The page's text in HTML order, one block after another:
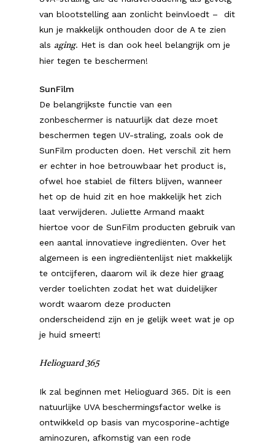
van blootstelling aan zonlicht beïnvloedt – dit
kun je makkelijk onthouden door de A te zien
als aging. Het is dan ook heel belangrijk om je
hier tegen te beschermen!
SunFilm
De belangrijkste functie van een
zonbeschermer is natuurlijk dat deze moet
beschermen tegen UV-straling, zoals ook de
SunFilm producten doen. Het verschil zit hem
er echter in hoe betrouwbaar het product is,
ofwel hoe stabiel de filters blijven, wanneer
het op de huid zit en hoe makkelijk het zich
laat verwijderen. Juliette Armand maakt
hiertoe voor de SunFilm producten gebruik van
een aantal innovatieve ingrediënten. Over het
algemeen is een ingrediëntenlijst niet makkelijk
te ontcijferen, daarom wil ik deze hier graag
verder toelichten zodat het wat duidelijker
wordt waarom deze producten
onderscheidend zijn en je gelijk weet wat je op
je huid smeert!
Helioguard 365
Ik zal beginnen met Helioguard 365. Dit is een
natuurlijke UVA beschermingsfactor welke is
ontwikkeld op basis van mycosporine-achtige
aminozuren, afkomstig van een rode